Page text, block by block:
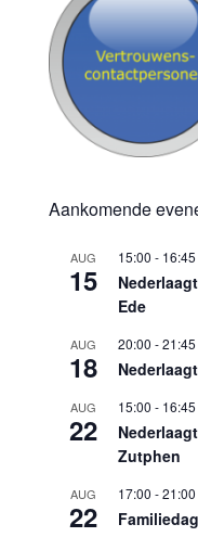
Aankomende
AUG
15
15:00 - 16:45
Ede
AUG
18
20:00 -21:45
AUG
22
15:00 - 16:45
Zutphen
AUG
22
17:00 -21:00
Familiedag